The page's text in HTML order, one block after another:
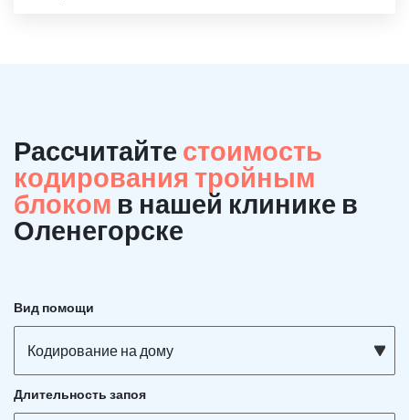
Рассчитайте стоимость
кодирования тройным
блоком в нашей клинике в
Оленегорске
Вид помощи
Кодирование на дому
Длительность запоя